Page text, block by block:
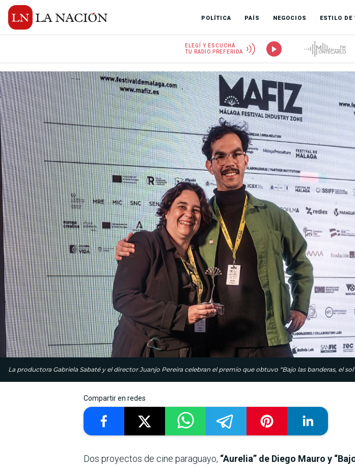
POLÍTICA PAÍS NEGOCIOS ESTILO DE
ELEGÍ Y ESCUCHÁ
TU RADIO PREFERIDA
La productora Gabriela Sabaté y el director Juanjo Pereira celebran el premio que obtuvo “Bajo las banderas, el
Compartir en redes
Dos proyectos de cine paraguayo, “Aurelia” de Diego Mauro y